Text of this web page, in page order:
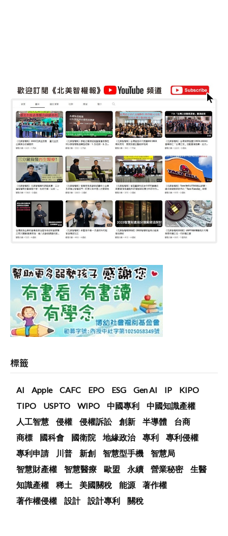
標籤
AI Apple CAFC EPO ESG Gen AI IP
KIPO
TIPO
USPTO WIPO 中國專利
中國知識產權
人工智慧
侵權 侵權訴訟 創新 半導體
台商
商標
國科會 國衛院 地緣政治 專利
專利侵權
專利申請
川普 新創 智慧型手機
智慧局
智慧財產權
智慧醫療 歐盟 永續 營業秘密
生醫
知識產權
稀土 美國關稅 能源
著作權
著作權侵權
設計 設計專利 關稅